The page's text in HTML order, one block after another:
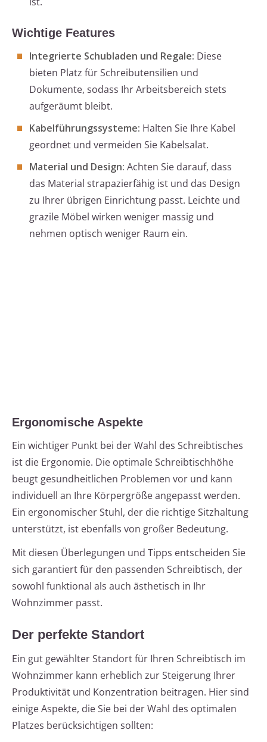
Wichtige Features
Integrierte Schubladen und Regale: Diese
bieten Platz für Schreibutensilien und
Dokumente, sodass Ihr Arbeitsbereich stets
aufgeräumt bleibt.
Kabelführungssysteme: Halten Sie Ihre Kabel
geordnet und vermeiden Sie Kabelsalat.
Material und Design: Achten Sie darauf, dass
das Material strapazierfähig ist und das Design
zu Ihrer übrigen Einrichtung passt. Leichte und
grazile Möbel wirken weniger massig und
nehmen optisch weniger Raum ein.
Ergonomische Aspekte
Ein wichtiger Punkt bei der Wahl des Schreibtisches
ist die Ergonomie. Die optimale Schreibtischhöhe
beugt gesundheitlichen Problemen vor und kann
individuell an Ihre Körpergröße angepasst werden.
Ein ergonomischer Stuhl, der die richtige Sitzhaltung
unterstützt, ist ebenfalls von großer Bedeutung.
Mit diesen Überlegungen und Tipps entscheiden Sie
sich garantiert für den passenden Schreibtisch, der
sowohl funktional als auch ästhetisch in Ihr
Wohnzimmer passt.
Der perfekte Standort
Ein gut gewählter Standort für Ihren Schreibtisch im
Wohnzimmer kann erheblich zur Steigerung Ihrer
Produktivität und Konzentration beitragen. Hier sind
einige Aspekte, die Sie bei der Wahl des optimalen
Platzes berücksichtigen sollten: